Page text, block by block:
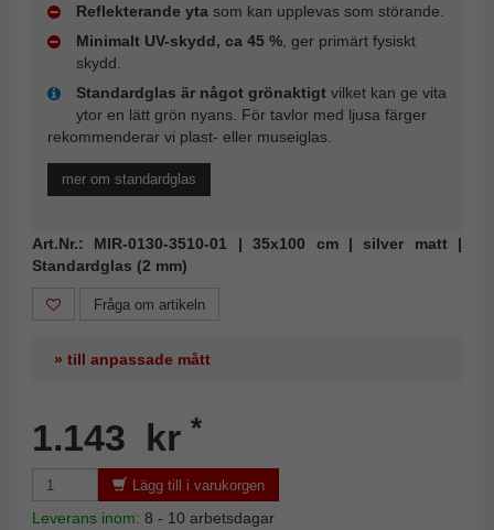
Reflekterande yta som kan upplevas som störande.
Minimalt UV-skydd, ca 45 %, ger primärt fysiskt
skydd.
Standardglas är något grönaktigt vilket kan ge vita
ytor en lätt grön nyans. För tavlor med ljusa färger
rekommenderar vi plast- eller museiglas.
mer om standardglas
Art.Nr.: MIR-0130-3510-01 | 35x100 cm | silver matt |
Standardglas (2 mm)
Fråga om artikeln
» till anpassade mått
1.143 kr *
Lägg till i varukorgen
Leverans inom: 8 - 10 arbetsdagar